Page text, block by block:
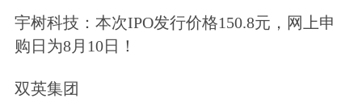
机床和智能光电分选设备，不涉及AI算
力业务。针对近期市场关注较高的核聚
变概念，公司未取得相关业务收入。
宇树科技：本次IPO发行价格150.8元，网上申
购日为8月10日！
双英集团